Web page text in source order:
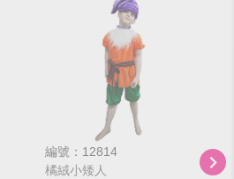
編號：12814
橘絨小矮人
編
淺